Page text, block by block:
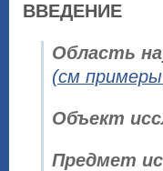
ВВЕДЕНИЕ
Область
(см
Объект
Предмет